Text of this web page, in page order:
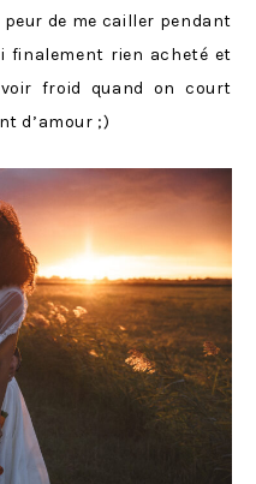
de me cailler pendant
finalement rien acheté et
froid quand on court
d’amour ;)